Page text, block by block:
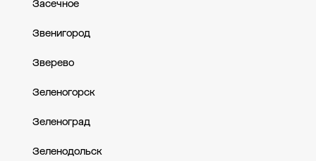
Засечное
Звенигород
Зверево
Зеленогорск
Зеленоград
Зеленодольск